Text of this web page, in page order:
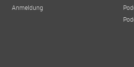
Anmeldung